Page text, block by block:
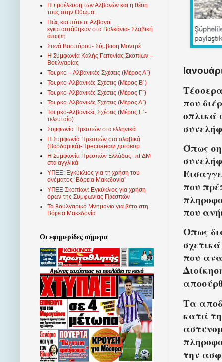
που
οπλικά
Όπως
που
που
Όπως
που
Τα
κατά
την
Η προέλευση των Αλβανών και η θέση
τους στην Οθωμα...
Πώς και πότε οι Αλβανοί
εγκαταστάθηκαν στα Βαλκάνια- Σλαβική
άποψη
Στενά Βοσπόρου- Σύμβαση Μοντρέ
Η Συμφωνία Καλής Γειτονίας Σκοπίων –
Βουλγαρίας
Τουρκο – Αλβανικές Σχέσεις (Mέρος Α΄)
Τουρκο-Αλβανικές Σχέσεις (Μέρος Β΄)
Τουρκο-Αλβανικές Σχέσεις (Μέρος Γ΄)
Τουρκο-Αλβανικές Σχέσεις (Μέρος Δ΄)
Τουρκο-Αλβανικές Σχέσεις (Μέρος Ε΄-
τελευταίο)
Συμφωνία Πρεσπών στα ελληνικά
Η Συμφωνία Πρεσπών στα σλαβικά
(Βαρδαρικά)-Преспански договор
Η Συμφωνία Πρεσπών Ελλάδας- πΓΔΜ
στα αγγλικά
ΥΠΕΞ: Εγκύκλιος για τη χρήση του
ονόματος ‘Βόρεια Μακεδονία’
ΥΠΕΞ Σκοπίων: Εγκύκλιος για χρήση
όρων της Συμφωνίας Πρεσπών
Το Βουλγαρικό Μνημόνιο για βέτο στη
Βόρεια Μακεδονία
Οι εφημερίδες σήμερα